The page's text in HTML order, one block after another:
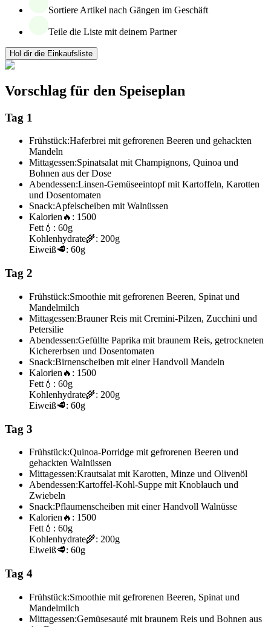
Sortiere Artikel nach Gängen im Geschäft
Teile die Liste mit deinem Partner
Hol dir die Einkaufsliste
Vorschlag für den Speiseplan
Tag 1
Frühstück:Haferbrei mit gefrorenen Beeren und gehackten
Mandeln
Mittagessen:Spinatsalat mit Champignons, Quinoa und
Bohnen aus der Dose
Abendessen:Linsen-Gemüseeintopf mit Kartoffeln, Karotten
und Dosentomaten
Snack:Apfelscheiben mit Walnüssen
Kalorien 🔥: 1500
Fett 💧: 60g
Kohlenhydrate🌾: 200g
Eiweiß🥩: 60g
Tag 2
Frühstück:Smoothie mit gefrorenen Beeren, Spinat und
Mandelmilch
Mittagessen:Brauner Reis mit Cremini-Pilzen, Zucchini und
Petersilie
Abendessen:Gefüllte Paprika mit braunem Reis, getrockneten
Kichererbsen und Dosentomaten
Snack:Birnenscheiben mit einer Handvoll Mandeln
Kalorien 🔥: 1500
Fett 💧: 60g
Kohlenhydrate🌾: 200g
Eiweiß🥩: 60g
Tag 3
Frühstück:Quinoa-Porridge mit gefrorenen Beeren und
gehackten Walnüssen
Mittagessen:Krautsalat mit Karotten, Minze und Olivenöl
Abendessen:Kartoffel-Kohl-Suppe mit Knoblauch und
Zwiebeln
Snack:Pflaumenscheiben mit einer Handvoll Walnüsse
Kalorien 🔥: 1500
Fett 💧: 60g
Kohlenhydrate🌾: 200g
Eiweiß🥩: 60g
Tag 4
Frühstück:Smoothie mit gefrorenen Beeren, Spinat und
Mandelmilch
Mittagessen:Gemüsesauté mit braunem Reis und Bohnen aus